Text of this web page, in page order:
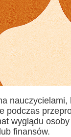
podczas
wyglądu
finansów.